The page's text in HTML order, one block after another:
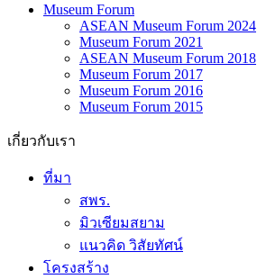
Museum Forum
ASEAN Museum Forum 2024
Museum Forum 2021
ASEAN Museum Forum 2018
Museum Forum 2017
Museum Forum 2016
Museum Forum 2015
เกี่ยวกับเรา
ที่มา
สพร.
มิวเซียมสยาม
แนวคิด วิสัยทัศน์
โครงสร้าง